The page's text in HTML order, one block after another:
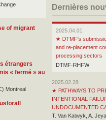
of migrant
étrangers
« fermé » au
Montreal
Dernières
2025.04.01
★ DTMF's
and re-placement
processing sectors
DTMF-RHFW
2025.02.28
★ PATHWAYS TO
INTENTIONAL
UNDOCUMENTED
T. Van Katwyk, A.